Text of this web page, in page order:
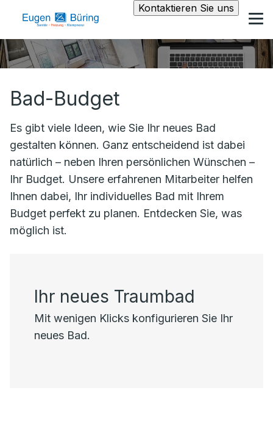
Kontaktieren Sie uns
Bad-Budget
Es gibt viele Ideen, wie Sie Ihr neues Bad
gestalten können. Ganz entscheidend ist dabei
natürlich – neben Ihren persönlichen Wünschen –
Ihr Budget. Unsere erfahrenen Mitarbeiter helfen
Ihnen dabei, Ihr individuelles Bad mit Ihrem
Budget perfekt zu planen. Entdecken Sie, was
möglich ist.
Ihr neues Traumbad
Mit wenigen Klicks konfigurieren Sie Ihr
neues Bad.